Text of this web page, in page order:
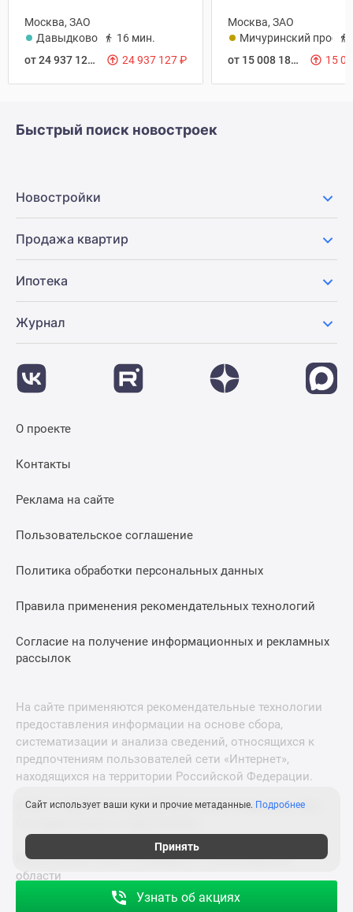
Узнать об акциях
Москва, ЗАО
Давыдково
16 мин.
от 24 937 127
24 937 127₽
Москва, ЗАО
Мичуринский
от 15 008 187
15
Быстрый поиск новостроек
Новостройки
Продажа квартир
Ипотека
Журнал
О проекте
Контакты
Реклама на сайте
Пользовательское соглашение
Политика обработки персональных данных
Правила применения рекомендательных технологий
Согласие на получение информационных и рекламных
рассылок
На сайте применяются рекомендательные технологии
предоставления информации на основе сбора,
систематизации и анализа сведений, относящихся к
предпочтениям пользователей сети «Интернет»,
находящихся на территории Российской Федерации.
© 2011—2026 Новострой-М. Все права защищены. Всё,
Новостройки Санкт-Петербурга и Ленинградской
области
Сайт использует ваши куки и прочие метаданные. Подробнее
Принять